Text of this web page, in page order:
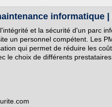
informatique |
et la sécurité d'un parc
un personnel compétent. Les
qui permet de réduire les
le choix de différents